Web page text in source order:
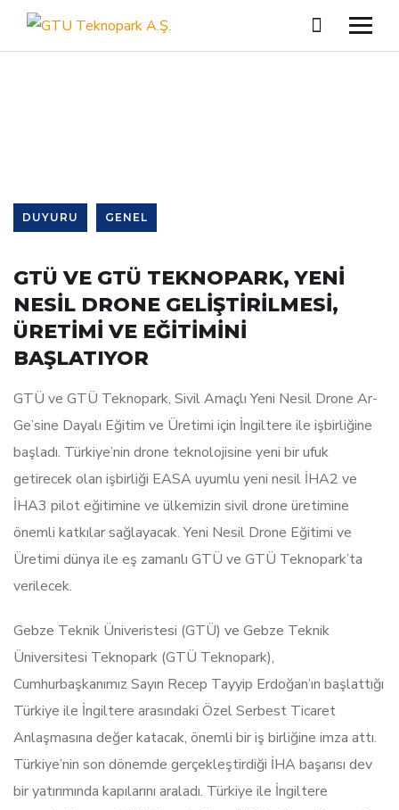
DUYURU GENEL
GTÜ VE GTÜ TEKNOPARK, YENİ
NESİL DRONE GELİŞTİRİLMESİ,
ÜRETİMİ VE EĞİTİMİNİ
BAŞLATIYOR
GTÜ ve GTÜ Teknopark, Sivil Amaçlı Yeni Nesil Drone Ar-
Ge’sine Dayalı Eğitim ve Üretimi için İngiltere ile işbirliğine
başladı. Türkiye’nin drone teknolojisine yeni bir ufuk
getirecek olan işbirliği EASA uyumlu yeni nesil İHA2 ve
İHA3 pilot eğitimine ve ülkemizin sivil drone üretimine
önemli katkılar sağlayacak. Yeni Nesil Drone Eğitimi ve
Üretimi dünya ile eş zamanlı GTÜ ve GTÜ Teknopark’ta
verilecek.
Gebze Teknik Üniveristesi (GTÜ) ve Gebze Teknik
Üniversitesi Teknopark (GTÜ Teknopark),
Cumhurbaşkanımız Sayın Recep Tayyip Erdoğan’ın başlattığı
Türkiye ile İngiltere arasındaki Özel Serbest Ticaret
Anlaşmasına değer katacak, önemli bir iş birliğine imza attı.
Türkiye’nin son dönemde gerçekleştirdiği İHA başarısı dev
bir yatırımında kapılarını araladı. Türkiye ile İngiltere